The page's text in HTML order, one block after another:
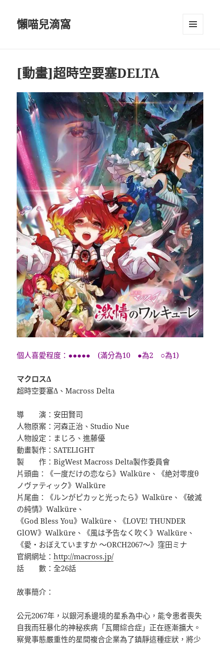
懶喵兒滴窩
[動畫]超時空要塞DELTA
個人喜愛程度：●●●●● (滿分為10 ●為2 ○為1)
マクロスΔ
超時空要塞Δ、Macross Delta
導 演：安田賢司
人物原案：河森正治、Studio Nue
人物設定：まじろ、進藤優
動畫製作：SATELIGHT
製 作：BigWest Macross Delta製作委員會
片頭曲：《一度だけの恋なら》Walküre、《絶対零度θ
ノヴァティック》Walküre
片尾曲：《ルンがピカッと光ったら》Walküre、《破滅
の純情》Walküre、
《God Bless You》Walküre、《LOVE! THUNDER
GlOW》Walküre、《風は予告なく吹く》Walküre、
《愛・おぼえていますか 〜ORCH2067〜》窪田ミナ
官網網址：http://macross.jp/
話 數：全26話
故事簡介：
公元2067年，以銀河系邊境的星系為中心，能令患者喪失
自我而狂暴化的神秘疾病「瓦爾綜合症」正在逐漸擴大。
察覺事態嚴重性的星間複合企業為了鎮靜這種症狀，將少